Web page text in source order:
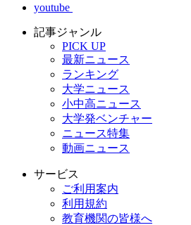
youtube
記事ジャンル
PICK UP
最新ニュース
ランキング
大学ニュース
小中高ニュース
大学発ベンチャー
ニュース特集
動画ニュース
サービス
ご利用案内
利用規約
教育機関の皆様へ